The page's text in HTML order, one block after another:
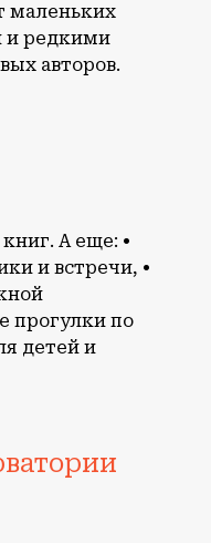
маленьких
и редкими
авторов.
А еще: •
и встречи, •
прогулки по
детей и